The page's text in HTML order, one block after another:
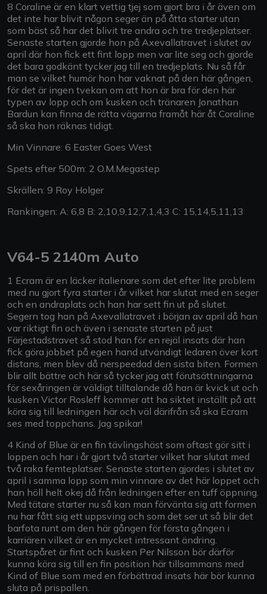
8 Coraline är en klart vettig tjej som gjort bra i år även om
det inte har blivit någon seger än på åtta starter utan
som bäst så har det blivit tre andra och tre tredjeplatser.
Senaste starten gjorde hon på Axevallatravet i slutet av
april där hon fick ett fint lopp men var lite seg och gjorde
det bara godkänt tycker jag till en tredjeplats. Nu så får
man se vilket humör hon har vaknat på den här gången,
för det är ingen tvekan om att hon är bra för den här
typen av lopp och om kusken och tränaren Jonathan
Bardun kan finna de rätta vägarna framåt här åt Coraline
så ska hon räknas tidigt.
Min Vinnare: 6 Easter Goes West
Spets efter 500m: 2 O.M.Megastep
Skrällen: 9 Roy Holger
Rankingen: A: 6,8 B: 2,10,9,12,7,1,4,3 C: 15,14,5,11,13
V64-5 2140m Auto
1 Ecram är en läcker italienare som det efter lite problem
med nu gjort fyra starter i år vilket har slutat med en seger
och en andraplats och han har sett fin ut på slutet.
Segern tog han på Axevallatravet i början av april då han
var riktigt fin och även i senaste starten på just
Färjestadstravet så stod han för en rejäl insats där han
fick göra jobbet på egen hand utvändigt ledaren över kort
distans, men blev då nerspeedad den sista biten. Formen
blir allt bättre och här så tycker jag att förutsättningarna
för sexåringen är väldigt tilltalande då han är kvick ut och
kusken Victor Rosleff kommer att ha siktet inställt på att
köra sig till ledningen här och väl därifrån så ska Ecram
ses med toppchans. Jag spikar!
4 Kind of Blue är en fin tävlingshäst som oftast gör sitt i
loppen och har i år gjort två starter vilket har slutat med
två raka femteplatser. Senaste starten gjordes i slutet av
april i samma lopp som min vinnare av det här loppet och
han höll helt okej då från ledningen efter en tuff öppning.
Med tätare starter nu så kan man förvänta sig att formen
nu har fått sig ett uppsving och som det ser ut så blir det
barfota runt om den här gången för första gången i
karriären vilket är en mycket intressant ändring.
Startspåret är fint och kusken Per Nilsson bör därför
kunna köra sig till en fin position här tillsammans med
Kind of Blue som med en förbättrad insats här bör kunna
sluta på prispallen.